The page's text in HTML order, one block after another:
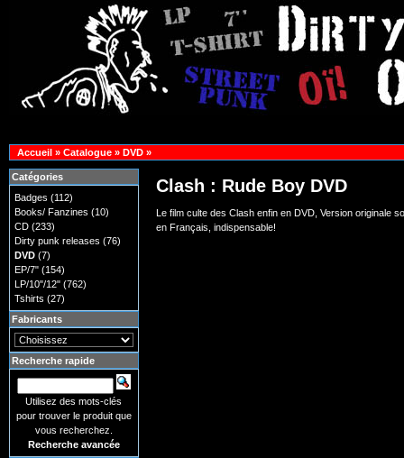
Accueil» Catalogue» DVD»
Clash : Rude Boy DVD
Le film culte des Clash enfin en DVD, Version originale
en Français, indispensable!
Catégories
Badges (112)
Books/ Fanzines (10)
CD(233)
Dirty punk releases (76)
DVD(7)
EP/7"(154)
LP/10"/12"(762)
Tshirts (27)
Fabricants
Recherche rapide
Utilisez des mots-clés
pour trouver le produit que
vous recherchez.
Recherche avancée